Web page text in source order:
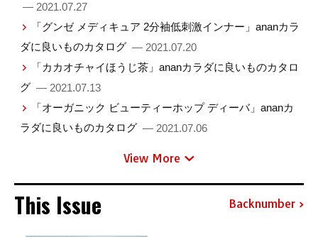
— 2021.07.27
「グンゼ メディキュア 2分袖低刺激インナー」ananカラ
ダに良いものカタログ — 2021.07.20
「カカオチャイほうじ茶」ananカラダに良いものカタロ
グ — 2021.07.13
「オーガニック ビューティーホップ ディーバ」ananカ
ラダに良いものカタログ — 2021.07.06
View More
This Issue Backnumber